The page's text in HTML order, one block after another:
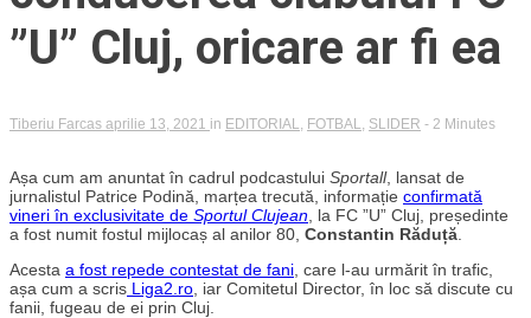
”U” Cluj, oricare ar fi ea
Tiberiu Farcas aprilie 13, 2021 in EDITORIAL FOTBAL SLIDER - 2 Minutes
Așa cum am anuntat în cadrul podcastului Sportall, lansat de
jurnalistul Patrice Podină, marțea trecută, informație confirmată
vineri în exclusivitate de Sportul Clujean , la FC ”U” Cluj, președinte
a fost numit fostul mijlocaș al anilor 80, Constantin Răduță
Acesta a fost repede contestat de fani , care l-au urmărit în trafic,
așa cum a scris Liga2.ro , iar Comitetul Director, în loc să discute cu
fanii, fugeau de ei prin Cluj.